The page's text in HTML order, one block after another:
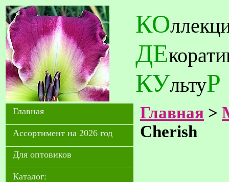
КО
ДЕ
КУльтуР
Главная
Ассортимент на 2026 год
Для оптовиков
Каталог:
Главная >
Cherish